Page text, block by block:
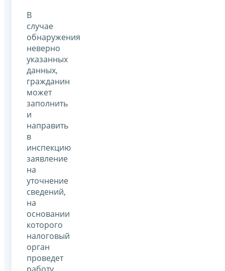
В
случае
обнаружения
неверно
указанных
данных,
гражданин
может
заполнить
и
направить
в
инспекцию
заявление
на
уточнение
сведений,
на
основании
которого
налоговый
орган
проведет
работу